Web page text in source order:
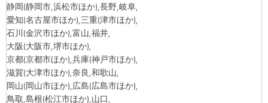
静岡(静岡市,浜松市ほか),長野,岐阜,
愛知(名古屋市ほか),三重(津市ほか),
石川(金沢市ほか),富山,福井,
大阪(大阪市,堺市ほか),
京都(京都市ほか),兵庫(神戸市ほか),
滋賀(大津市ほか),奈良,和歌山,
岡山(岡山市ほか),広島(広島市ほか),
鳥取,島根(松江市ほか),山口,